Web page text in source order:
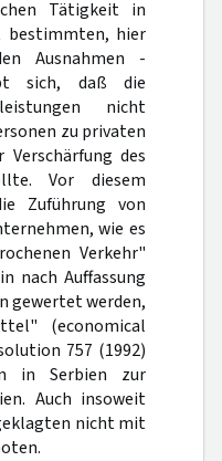
Tätigkeit in
bestimmten, hier
Ausnahmen -
sich, daß die
nicht
zu privaten
des
Vor diesem
Zuführung von
wie es
Verkehr"
nach Auffassung
gewertet werden,
(economical
757 (1992)
in Serbien zur
Auch insoweit
nicht mit